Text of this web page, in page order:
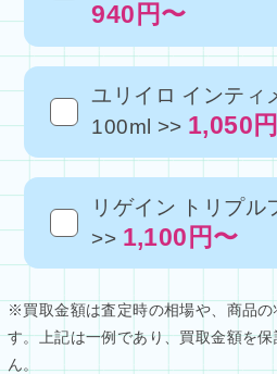
940円〜
ユリイロ インティ
100ml >> 1,050円
リゲイン トリプル
>> 1,100円〜
※買取金額は査定時の相場や、商品の
す。上記は一例であり、買取金額を
ん。